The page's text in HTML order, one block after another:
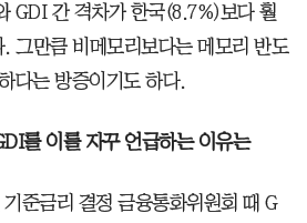
GDI 간 격차가 한국(8.7%)보다 훨
그만큼 비메모리보다는 메모리 반도
다는 방증이기도 하다.
를 이를 자꾸 언급하는 이유는
준금리 결정 금융통화위원회 때 G